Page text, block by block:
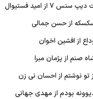
۷ از اميد فستيوال
از حسن جمالی
از افشين اخوان
صنم از پژمان مبرا
تو نوشتم از احسان نی زن
بودم از مهدی جهانی